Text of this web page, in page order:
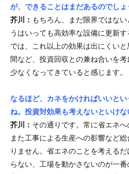
が、できることはまだあるのでしょ
芥川： もちろん、まだ限界ではな
うはいっても高効率な設備に更新
では、これ以上の効果は出にくい
間など、投資回収との兼ね合いを
少なくなってきていると感じます。
なるほど、カネをかければいいと
ね。投資対効果も考えないといけな
芥川： その通りです。常に省エネへ
また工事による生産への影響など
りません。省エネのことを考える
らない、工場を動かさないのが一